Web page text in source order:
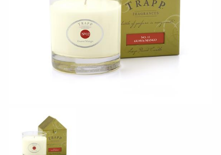
MAKE UP ACCESSOIRES
HELP
KLANTENSERVICE